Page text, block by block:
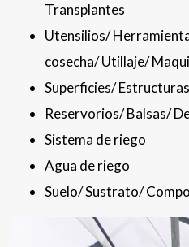
Transplantes
Utensilios/
cosecha/ Utillaje/
Superficies/
Reservorios/ Balsas/
Sistema de riego
Agua de riego
Suelo/ Sustrato/